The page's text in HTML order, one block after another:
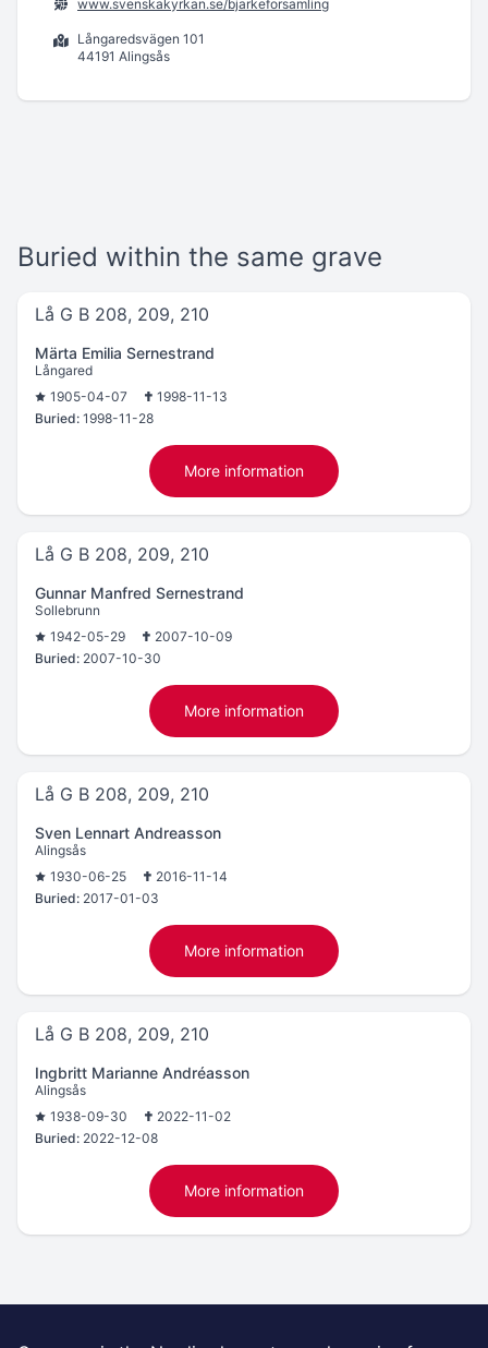
www.svenskakyrkan.se/bjarkeforsamling
Långaredsvägen 101
44191 Alingsås
Buried within the same grave
Lå G B 208, 209, 210
Märta Emilia Sernestrand
Långared
1905-04-07
1998-11-13
Buried: 1998-11-28
More information
Lå G B 208, 209, 210
Gunnar Manfred Sernestrand
Sollebrunn
1942-05-29
2007-10-09
Buried: 2007-10-30
More information
Lå G B 208, 209, 210
Sven Lennart Andreasson
Alingsås
1930-06-25
2016-11-14
Buried: 2017-01-03
More information
Lå G B 208, 209, 210
Ingbritt Marianne Andréasson
Alingsås
1938-09-30
2022-11-02
Buried: 2022-12-08
More information